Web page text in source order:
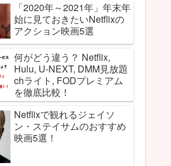
「2020年～2021年」年末年
始に見ておきたいNetflixの
アクション映画5選
何がどう違う？ Netflix,
Hulu, U-NEXT, DMM見放題
chライト, FODプレミアム
を徹底比較！
Netflixで観れるジェイソ
ン・ステイサムのおすすめ
映画5選！